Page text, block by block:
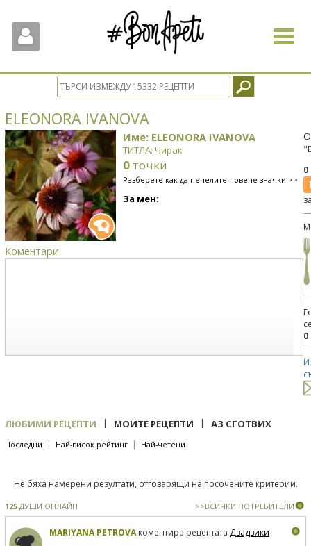
Toggle
ELEONORA IVANOVA
Име: ELEONORA IVANOVA
ТИТЛА: Чирак
0 точки
Разберете как да печелите повече значки >>
За мен:
Коментари
0
ЛЮБИМИ РЕЦЕПТИ | МОИТЕ РЕЦЕПТИ | АЗ СГОТВИХ
Последни | Най-висок рейтинг | Най-четени
Не бяха намерени резултати, отговарящи на посочените критерии.
125 ДУШИ ОНЛАЙН >>ВСИЧКИ ПОТРЕБИТЕЛИ
MARIYANA PETROVAкоментира рецептата Дзадзики